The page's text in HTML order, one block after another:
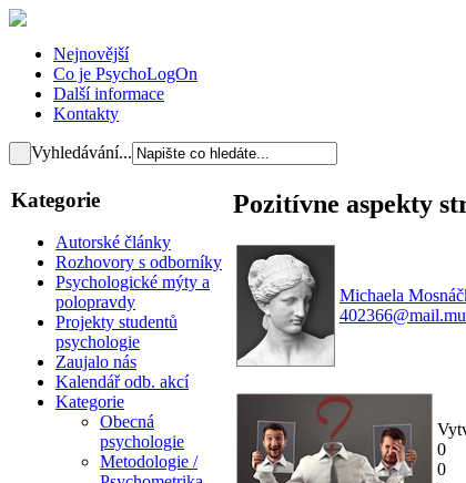
Nejnovější
Co je PsychoLogOn
Další informace
Kontakty
Vyhledávání...
Kategorie
Autorské články
Rozhovory s odborníky
Psychologické mýty a
polopravdy
Projekty studentů
psychologie
Zaujalo nás
Kalendář odb. akcí
Kategorie
Obecná
psychologie
Metodologie /
Pozitívne aspekty
Michaela
0
0